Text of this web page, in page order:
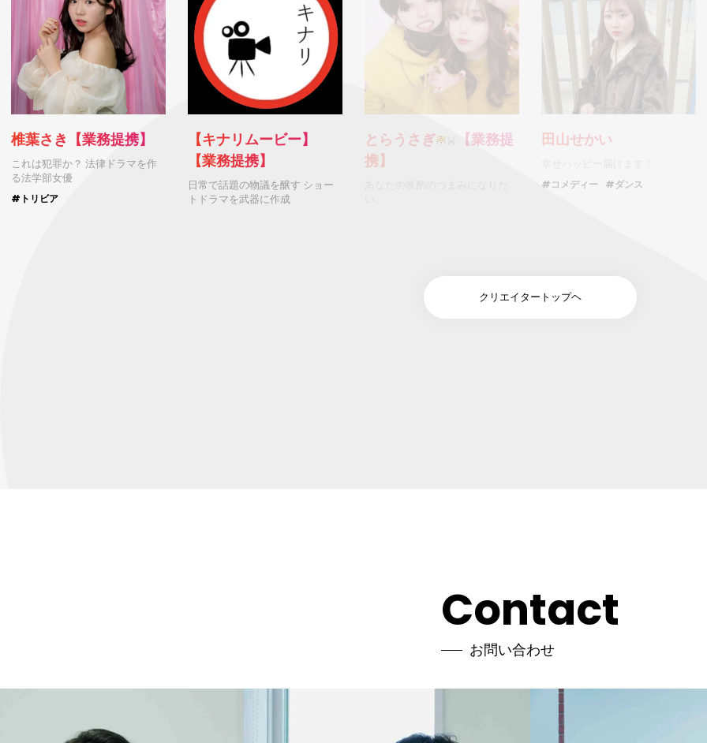
椎葉さき【業務提携】
これは犯罪か？ 法律ドラマを作
る法学部女優
#トリビア
【キナリムービー】
【業務提携】
日常で話題の物議を醸す ショー
トドラマを武器に作成
とらうさぎ
【業務提
携】
田山せかい
#コメディー #ダンス
クリエイタートップヘ
Contact
お問い合わせ